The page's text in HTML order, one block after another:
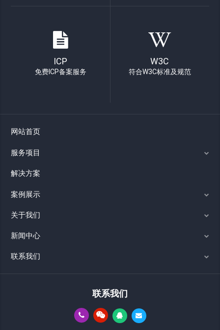
ICP
免费ICP备案服务
W3C
符合W3C标准及规范
网站首页
服务项目
解决方案
案例展示
关于我们
新闻中心
联系我们
联系我们